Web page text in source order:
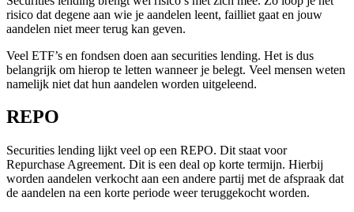
risico dat degene aan wie je aandelen leent, failliet gaat en jouw
aandelen niet meer terug kan geven.
Veel ETF’s en fondsen doen aan securities lending. Het is dus
belangrijk om hierop te letten wanneer je belegt. Veel mensen weten
namelijk niet dat hun aandelen worden uitgeleend.
REPO
Securities lending lijkt veel op een REPO. Dit staat voor
Repurchase Agreement. Dit is een deal op korte termijn. Hierbij
worden aandelen verkocht aan een andere partij met de afspraak dat
de aandelen na een korte periode weer teruggekocht worden.